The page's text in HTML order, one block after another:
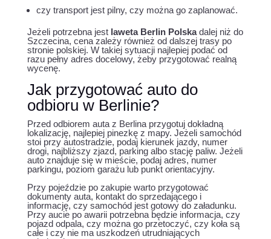
czy transport jest pilny, czy można go zaplanować.
Jeżeli potrzebna jest laweta Berlin Polskadalej niż do
Szczecina, cena zależy również od dalszej trasy po
stronie polskiej. W takiej sytuacji najlepiej podać od
razu pełny adres docelowy, żeby przygotować realną
wycenę.
Jak przygotować auto do
odbioru w Berlinie?
Przed odbiorem auta z Berlina przygotuj dokładną
lokalizację, najlepiej pinezkę z mapy. Jeżeli samochód
stoi przy autostradzie, podaj kierunek jazdy, numer
drogi, najbliższy zjazd, parking albo stację paliw. Jeżeli
auto znajduje się w mieście, podaj adres, numer
parkingu, poziom garażu lub punkt orientacyjny.
Przy pojeździe po zakupie warto przygotować
dokumenty auta, kontakt do sprzedającego i
informację, czy samochód jest gotowy do załadunku.
Przy aucie po awarii potrzebna będzie informacja, czy
pojazd odpala, czy można go przetoczyć, czy koła są
całe i czy nie ma uszkodzeń utrudniających